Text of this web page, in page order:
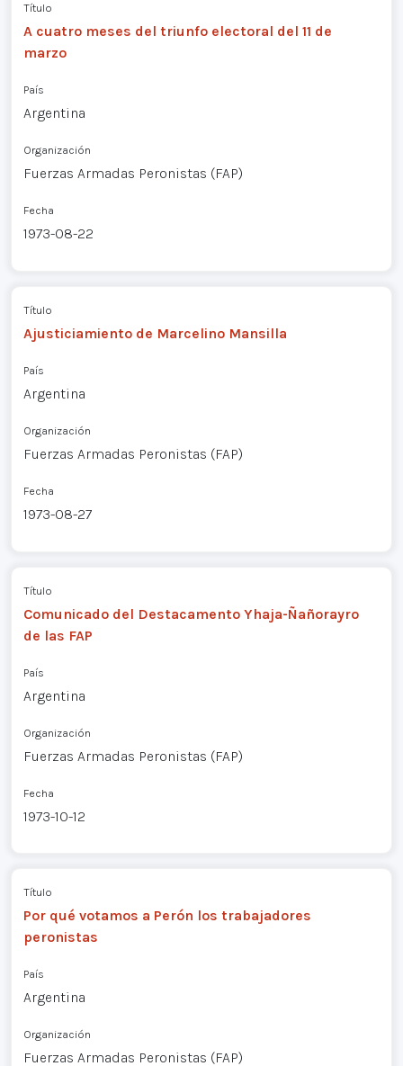
Título
A cuatro meses del triunfo electoral del 11 de
marzo
País
Argentina
Organización
Fuerzas Armadas Peronistas (FAP)
Fecha
1973-08-22
Título
Ajusticiamiento de Marcelino Mansilla
País
Argentina
Organización
Fuerzas Armadas Peronistas (FAP)
Fecha
1973-08-27
Título
Comunicado del Destacamento Yhaja-Ñañorayro
de las FAP
País
Argentina
Organización
Fuerzas Armadas Peronistas (FAP)
Fecha
1973-10-12
Título
Por qué votamos a Perón los trabajadores
peronistas
País
Argentina
Organización
Fuerzas Armadas Peronistas (FAP)